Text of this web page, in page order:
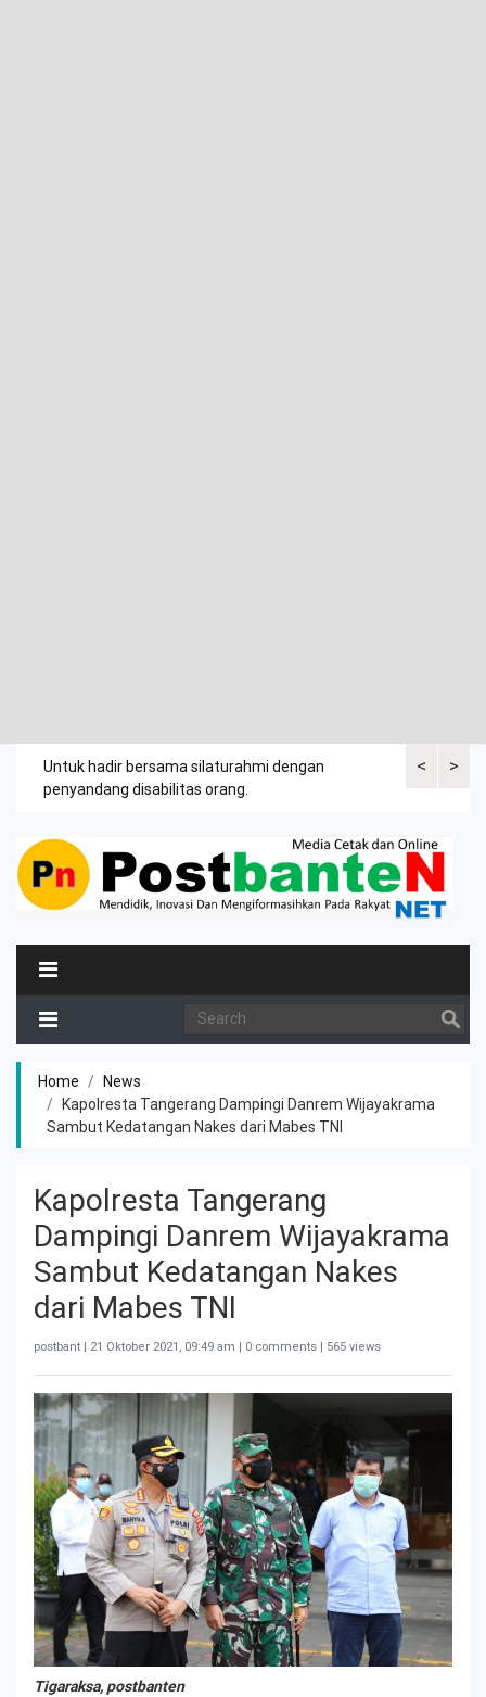
<
Untuk hadir bersama silaturahmi dengan
penyandang disabilitas orang.
Bupati>
Home
News
Kapolresta Tangerang Dampingi Danrem Wijayakrama
Sambut Kedatangan Nakes dari Mabes TNI
Kapolresta Tangerang
Dampingi Danrem Wijayakrama
Sambut Kedatangan Nakes
dari Mabes TNI
postbant | 21 Oktober 2021, 09:49 am | 0 comments | 565 views
Tigaraksa, postbanten